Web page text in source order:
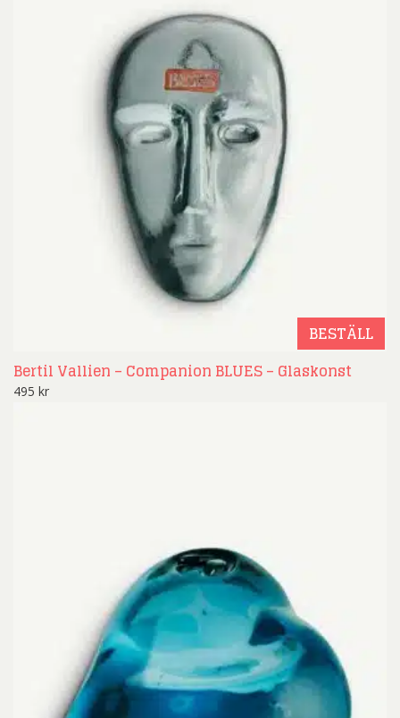
BESTÄLL
Bertil Vallien – Companion BLUES – Glaskonst
495 kr